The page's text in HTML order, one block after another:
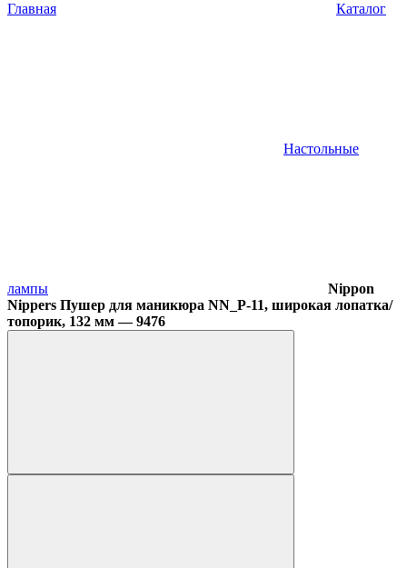
Главная Каталог
Настольные
лампы
Nippon
Nippers Пушер для маникюра NN_P-11, широкая лопатка/
топорик, 132 мм — 9476